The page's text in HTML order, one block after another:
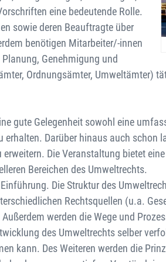
eine bedeutende Rolle.
sowie deren Beauftragte über
benötigen Mitarbeiter/-innen
Genehmigung und
Ordnungsämter, Umweltämter)
gute Gelegenheit sowohl eine
Darüber hinaus auch schon
Die Veranstaltung bietet
Bereichen des Umweltrechts.
Die Struktur des
Rechtsquellen (u.a.
werden die Wege und
des Umweltrechts selber
kann. Des Weiteren werden die